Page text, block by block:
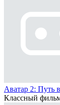
Аватар 2: Путь
Классный